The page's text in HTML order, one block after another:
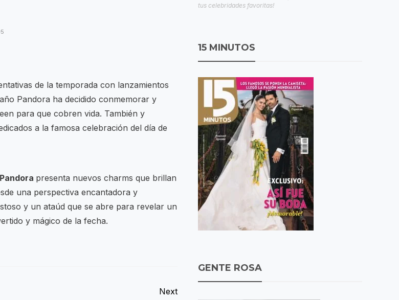
de la temporada con lanzamientos
Pandora ha decidido conmemorar y
para que cobren vida. También y
a la famosa celebración del día de
Pandora presenta nuevos charms que brillan
una perspectiva encantadora y
y un ataúd que se abre para revelar un
y mágico de la fecha.
Next
tus celebridades favoritas!
15 MINUTOS
GENTE ROSA